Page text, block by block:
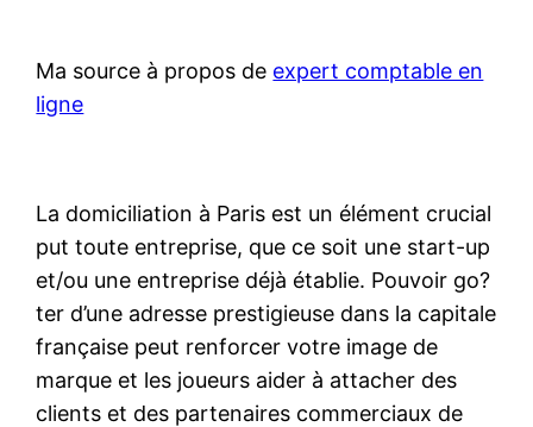
Ma source à propos de expert comptable en
ligne
La domiciliation à Paris est un élément crucial
put toute entreprise, que ce soit une start-up
et/ou une entreprise déjà établie. Pouvoir go?
ter d’une adresse prestigieuse dans la capitale
française peut renforcer votre image de
marque et les joueurs aider à attacher des
clients et des partenaires commerciaux de